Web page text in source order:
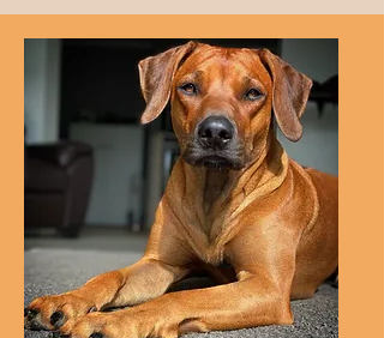
Verlängerung um zwei oder vier
Wochen zusätzlich (gegen
Aufpreis) bei mir buchen.